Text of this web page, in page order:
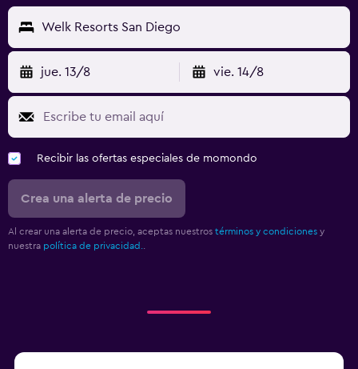
Welk Resorts San Diego
jue. 13/8 vie. 14/8
Recibir las ofertas especiales de momondo
Crea una alerta de precio
Al crear una alerta de precio, aceptas nuestros términos y condiciones y
nuestra política de privacidad.